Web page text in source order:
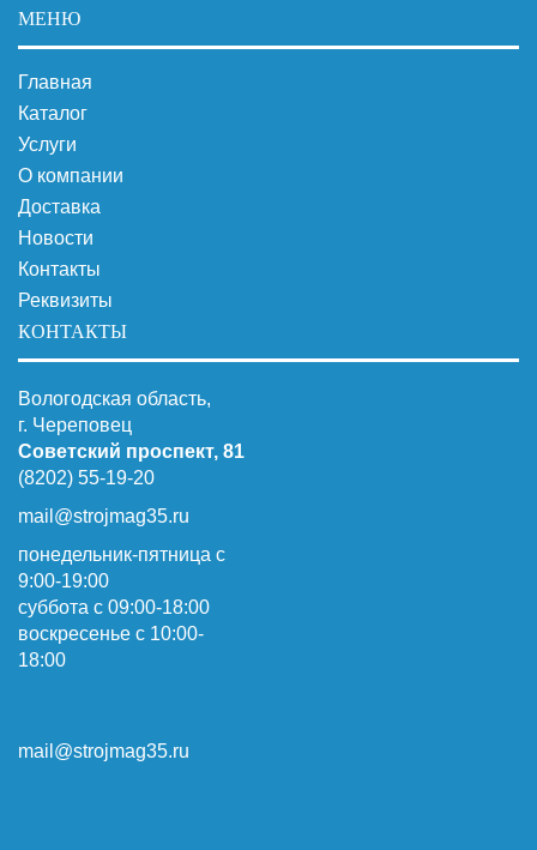
МЕНЮ
Главная
Каталог
Услуги
О компании
Доставка
Новости
Контакты
Реквизиты
КОНТАКТЫ
Вологодская область,
г. Череповец
Советский проспект, 81
(8202) 55-19-20
mail@strojmag35.ru
понедельник-пятница с
9:00-19:00
суббота c 09:00-18:00
воскресенье с 10:00-
18:00
mail@strojmag35.ru